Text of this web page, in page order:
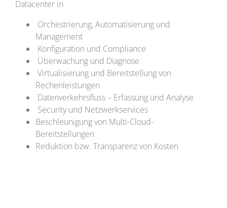
Datacenter in
Orchestrierung, Automatisierung und
Management
Konfiguration und Compliance
Überwachung und Diagnose
Virtualisierung und Bereitstellung von
Rechenleistungen
Datenverkehrsfluss – Erfassung und Analyse
Security und Netzwerkservices
Beschleunigung von Multi-Cloud-
Bereitstellungen
Reduktion bzw. Transparenz von Kosten